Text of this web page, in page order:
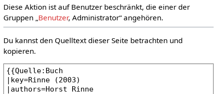
Diese Aktion ist auf Benutzer beschränkt, die einer der
Gruppen „Benutzer, Administrator“ angehören.
Du kannst den Quelltext dieser Seite betrachten und
kopieren.